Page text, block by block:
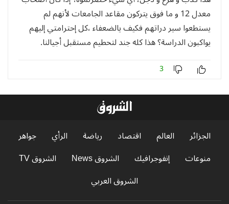
معدل 12 و ما فوق يتركون مقاعد الجامعات لأنهم لم
يستطعوا سير دراتهم فكيف يالضعفاء ،كل إحترامتي إليهم
يواكبون الدراسة؟ هذا كله جند لتحطيم مستقبل أجيالنا.
3
الجزائر العالم اقتصاد رياضة الرأي
جواهر
منوعات
إنفوجرافيك الشروق News
الشروق TV
الشروق العربي